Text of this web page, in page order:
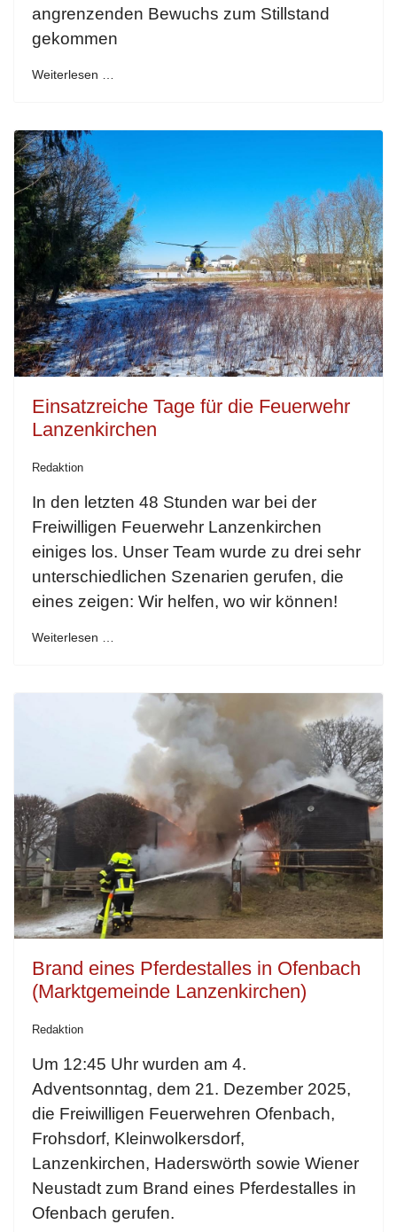
angrenzenden Bewuchs zum Stillstand
gekommen
Weiterlesen …
Einsatzreiche Tage für die Feuerwehr
Lanzenkirchen
Redaktion
In den letzten 48 Stunden war bei der
Freiwilligen Feuerwehr Lanzenkirchen
einiges los. Unser Team wurde zu drei sehr
unterschiedlichen Szenarien gerufen, die
eines zeigen: Wir helfen, wo wir können!
Weiterlesen …
Brand eines Pferdestalles in Ofenbach
(Marktgemeinde Lanzenkirchen)
Redaktion
Um 12:45 Uhr wurden am 4.
Adventsonntag, dem 21. Dezember 2025,
die Freiwilligen Feuerwehren Ofenbach,
Frohsdorf, Kleinwolkersdorf,
Lanzenkirchen, Haderswörth sowie Wiener
Neustadt zum Brand eines Pferdestalles in
Ofenbach gerufen.